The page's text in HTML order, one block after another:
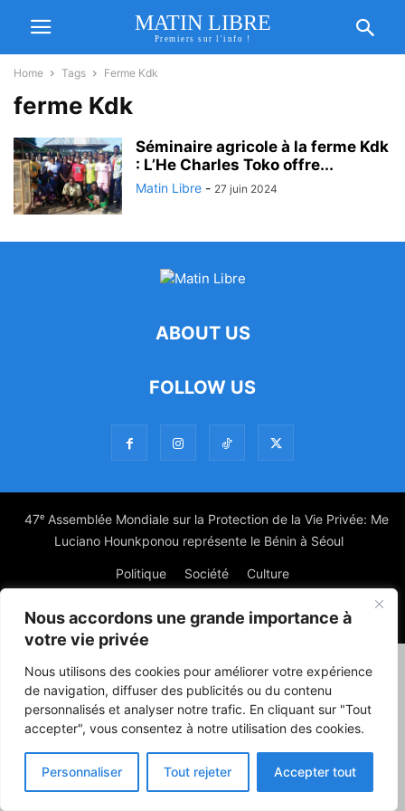
Nous accordons une grande importance à
votre vie privée
Nous utilisons des cookies pour améliorer votre expérience
de navigation, diffuser des publicités ou du contenu
personnalisés et analyser notre trafic. En cliquant sur "Tout
accepter", vous consentez à notre utilisation des cookies.
Personnaliser Tout rejeter Accepter tout
MATIN LIBRE
Premiers sur l'info !
Home Tags Ferme Kdk
ferme Kdk
Séminaire agricole à la ferme Kdk
: L’He Charles Toko offre...
Matin Libre - 27 juin 2024
ABOUT US
FOLLOW US
47ᵉ Assemblée Mondiale sur la Protection de la Vie Privée: Me
Luciano Hounkponou représente le Bénin à Séoul
Politique Société Culture
© Powered by digitXplus Francophone